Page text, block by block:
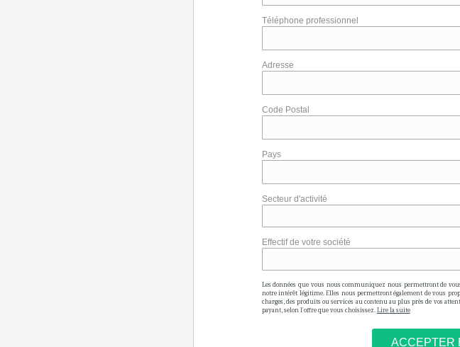
Téléphone professionnel
Adresse
Code Postal
Pays
Secteur d'activité
Effectif de votre société
Les données que vous nous communiquez nous permettront de
notre intérêt légitime. Elles nous permettront également de vous
charges, des produits ou services au contenu au plus près de vos
payant, selon l'offre que vous choisissez. Lire la suite